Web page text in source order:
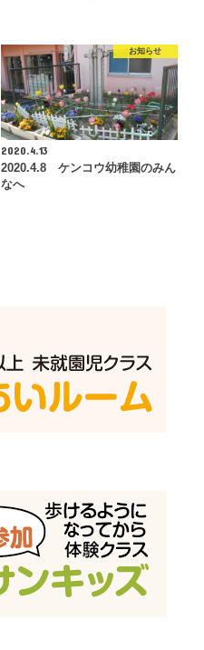
お知らせ
2020.4.13
2020.4.8 ケンコウ幼稚園のみん
なへ